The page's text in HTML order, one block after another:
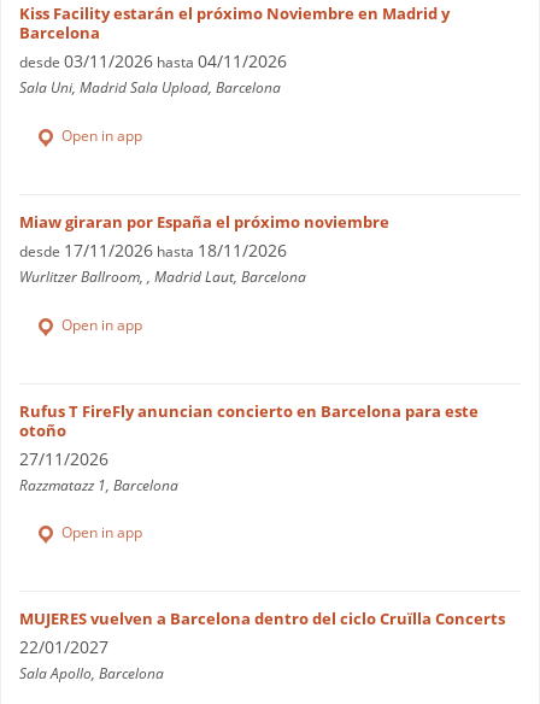
Kiss Facility estarán el próximo Noviembre en Madrid y
Barcelona
desde 03/11/2026 hasta 04/11/2026
Sala Uni, Madrid Sala Upload, Barcelona
Open in app
Miaw giraran por España el próximo noviembre
desde 17/11/2026 hasta 18/11/2026
Wurlitzer Ballroom, , Madrid Laut, Barcelona
Open in app
Rufus T FireFly anuncian concierto en Barcelona para este
otoño
27/11/2026
Razzmatazz 1, Barcelona
Open in app
MUJERES vuelven a Barcelona dentro del ciclo Cruïlla Concerts
22/01/2027
Sala Apollo, Barcelona